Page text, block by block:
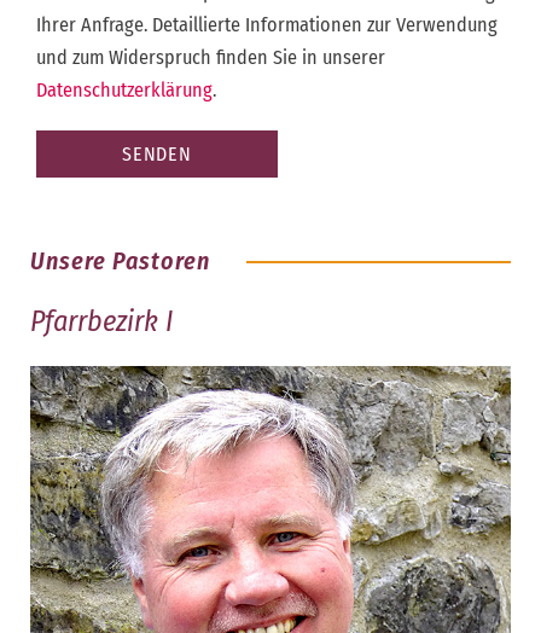
Ihrer Anfrage. Detaillierte Informationen zur Verwendung
und zum Widerspruch finden Sie in unserer
Datenschutzerklärung.
Unsere Pastoren
Pfarrbezirk I